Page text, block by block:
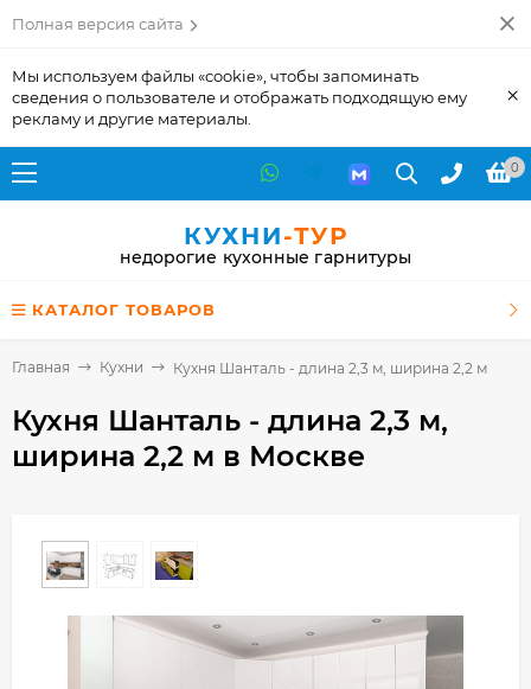
Полная версия сайта
Мы используем файлы «cookie», чтобы запоминать
сведения о пользователе и отображать подходящую ему
рекламу и другие материалы.
×
0
КУХНИ-ТУР
недорогие кухонные гарнитуры
КАТАЛОГ ТОВАРОВ
Главная Кухни Кухня Шанталь - длина 2,3 м, ширина 2,2 м
Кухня Шанталь - длина 2,3 м,
ширина 2,2 м в Москве